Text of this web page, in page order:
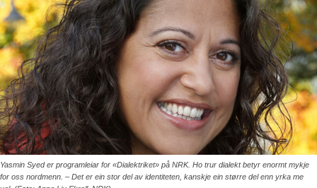
Yasmin Syed er programleiar for «Dialektriket» på NRK. Ho trur dialekt betyr enormt mykje
for oss nordmenn. – Det er ein stor del av identiteten, kanskje ein større del enn yrka me